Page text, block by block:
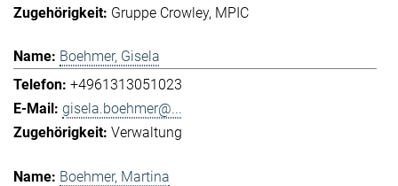
Gruppe Crowley MPIC
Boehmer, Gisela
+4961313051023
gisela.boehmer@...
Verwaltung
Boehmer, Martina